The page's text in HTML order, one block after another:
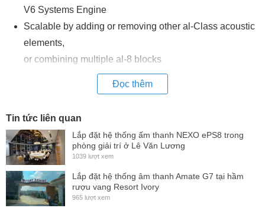
V6 Systems Engine
Scalable by adding or removing other al-Class acoustic
elements,
or combining multiple al-8 blocks
Onboard SystemVUE™ networking
Integrated flying hardware allows quick assembly of
Optional flying and transport accessories available
The al-8 can be used as elements in complex CST™
Hybrid Array along with al-12’s and al-4’s
Đọc thêm
Tin tức liên quan
Lắp đặt hệ thống ấm thanh NEXO ePS8 trong
phòng giải trí ở Lê Văn Lương
1039 lượt xem
Lắp đặt hệ thống âm thanh Amate G7 tại hầm
rượu vang Resort Ivory
965 lượt xem